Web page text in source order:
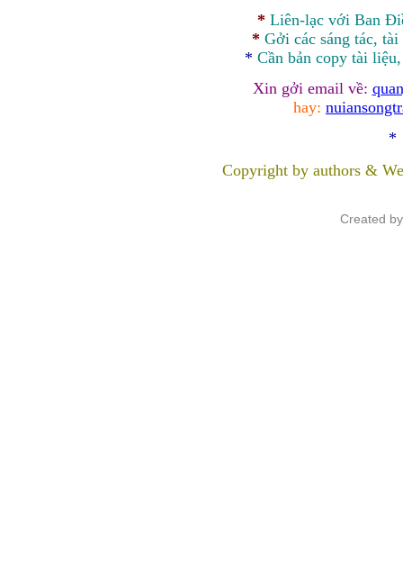
* Liên-lạc với Ban
* Gởi các sáng tác,
* Cần bản copy tài
Xin gởi email về:
hay:
*
Copyright by authors &
Created